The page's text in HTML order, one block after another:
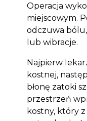
Operacja
miejscowym.
odczuwa
lub wibracje.
Najpierw
kostnej,
błonę zatoki
przestrzeń
kostny, który